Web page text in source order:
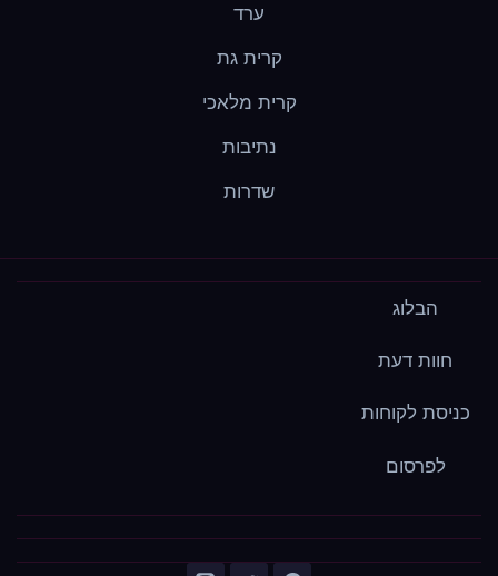
ערד
קרית גת
קרית מלאכי
נתיבות
שדרות
הבלוג
חוות דעת
כניסת לקוחות
לפרסום